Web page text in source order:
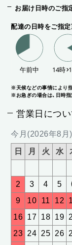
お届け日時のご指
配達の日時をご指定
※天候などの事情により
※お急ぎの場合は、日時
営業日につい
今月(2026年8月)
日 月 火 水
2
3 4 5
9
10 11 12
16 17 18 19
23 24 25 26